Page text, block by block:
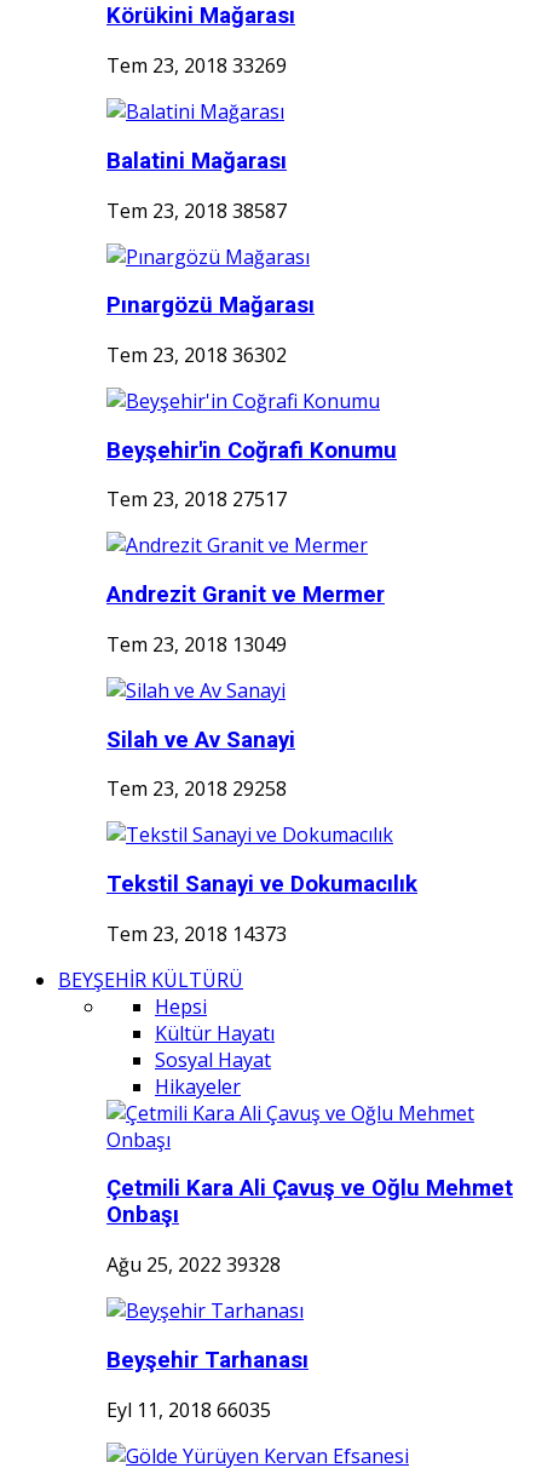
Körükini Mağarası
Tem 23, 2018 33269
Balatini Mağarası
Tem 23, 2018 38587
Pınargözü Mağarası
Tem 23, 2018 36302
Beyşehir'in Coğrafi Konumu
Tem 23, 2018 27517
Andrezit Granit ve Mermer
Tem 23, 2018 13049
Silah ve Av Sanayi
Tem 23, 2018 29258
Tekstil Sanayi ve Dokumacılık
Tem 23, 2018 14373
BEYŞEHİR KÜLTÜRÜ
Hepsi
Kültür Hayatı
Sosyal Hayat
Hikayeler
Çetmili Kara Ali Çavuş ve Oğlu Mehmet
Onbaşı
Ağu 25, 2022 39328
Beyşehir Tarhanası
Eyl 11, 2018 66035